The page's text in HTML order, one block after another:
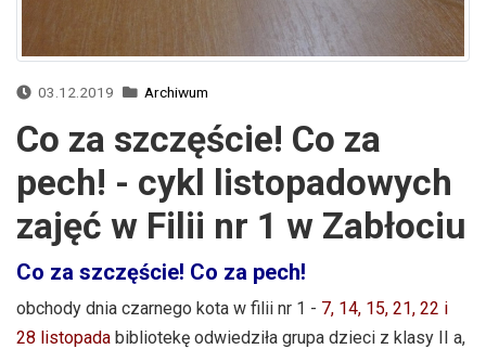
03.12.2019 Archiwum
Co za szczęście! Co za
pech! - cykl listopadowych
zajęć w Filii nr 1 w Zabłociu
Co za szczęście! Co za pech!
obchody dnia czarnego kota w filii nr 1 - 7, 14, 15, 21, 22 i
28 listopada bibliotekę odwiedziła grupa dzieci z klasy II a,